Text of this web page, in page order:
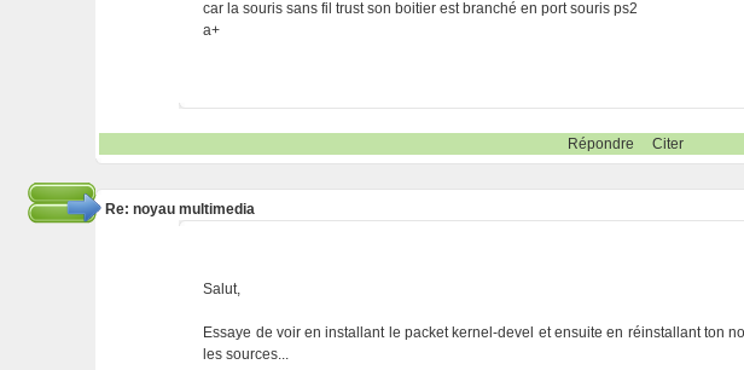
car la souris sans fil trust son boitier est branché en port souris ps2
a+
Répondre Citer
Re: noyau multimedia
Salut,
Essaye de voir en installant le packet kernel-devel et ensuite en réinstallant ton
les sources...